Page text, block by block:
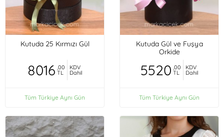
Kutuda 25 Kırmızı Gül
8016 ,00
TL
KDV
Dahil
Tüm Türkiye Aynı Gün
Kutuda Gül ve Fuşya
Orkide
5520 ,00
TL
KDV
Dahil
Tüm Türkiye Aynı Gün